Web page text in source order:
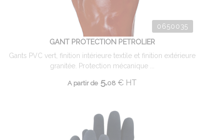
0650035
GANT PROTECTION PETROLIER
Gants PVC vert, finition intérieure textile et finition extérieure
granitée. Protection mécanique ...
A partir de5.08 € HT